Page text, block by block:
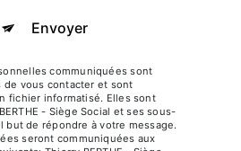
Envoyer
communiquées sont
de vous contacter et sont
fichier informatisé. Elles sont
- Siège Social et ses sous-
but de répondre à votre message.
seront communiquées aux